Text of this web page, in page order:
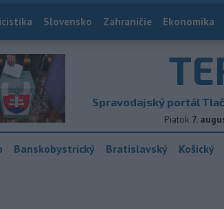
Slovensko Zahraničie Ekonomika
Spravodajský portál
Piatok 7.
Banskobystrický Bratislavský Košický